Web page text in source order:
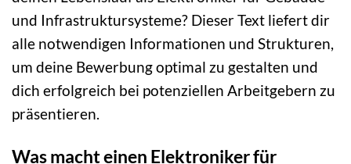
und Infrastruktursysteme? Dieser Text liefert dir
alle notwendigen Informationen und Strukturen,
um deine Bewerbung optimal zu gestalten und
dich erfolgreich bei potenziellen Arbeitgebern zu
präsentieren.
Was macht einen Elektroniker für